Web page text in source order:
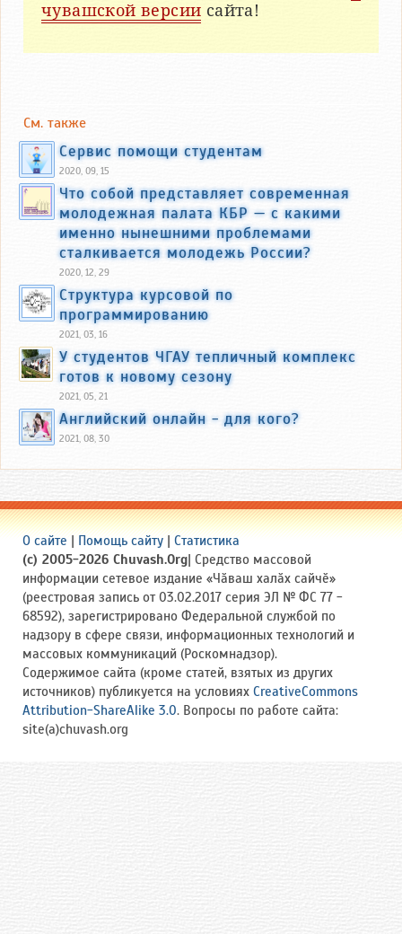
чувашской версии сайта!
См. также
Сервис помощи студентам
2020, 09, 15
Что собой представляет современная
молодежная палата КБР — с какими
именно нынешними проблемами
сталкивается молодежь России?
2020, 12, 29
Структура курсовой по
программированию
2021, 03, 16
У студентов ЧГАУ тепличный комплекс
готов к новому сезону
2021, 05, 21
Английский онлайн - для кого?
2021, 08, 30
О сайте | Помощь сайту | Статистика
(c) 2005-2026 Chuvash.Org| Средство массовой
информации сетевое издание «Чӑваш халӑх сайчӗ»
(реестровая запись от 03.02.2017 серия ЭЛ № ФС 77 -
68592), зарегистрировано Федеральной службой по
надзору в сфере связи, информационных технологий и
массовых коммуникаций (Роскомнадзор).
Содержимое сайта (кроме статей, взятых из других
источников) публикуется на условиях CreativeCommons
Attribution-ShareAlike 3.0. Вопросы по работе сайта:
site(a)chuvash.org